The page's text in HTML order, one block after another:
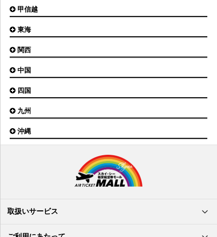
釧路空港
稚内空港
とかち帯広空港
根室中標津空港
奥尻空港
利尻空港
三沢空港
福島空港
大館能代空港
庄内空港
山形空港
能登空港
東京(羽田)空港
茨城空港
八丈島空港
甲信越
新潟空港
東海
名古屋(中部)空港
静岡空港
関西
大阪(伊丹)空港
神戸空港
南紀白浜空港
中国
広島空港
山口宇部空港
出雲空港
米子空港
四国
松山空港
徳島空港
九州
福岡空港
鹿児島空港
北九州空港
沖縄
南大東空港
多良間空港
取扱いサービス